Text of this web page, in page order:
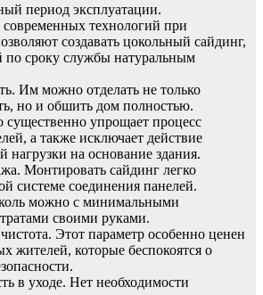
период эксплуатации.
технологий при
создавать цокольный сайдинг,
сроку службы натуральным
Им можно отделать не только
но и обшить дом полностью.
упрощает процесс
а также исключает действие
нагрузки на основание здания.
Монтировать сайдинг легко
системе соединения панелей.
можно с минимальными
своими руками.
Этот параметр особенно ценен
жителей, которые беспокоятся о
в уходе. Нет необходимости